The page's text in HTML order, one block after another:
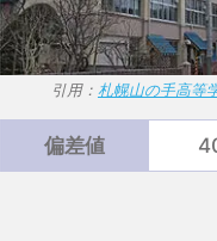
引用： 札幌山の手高等
偏差値